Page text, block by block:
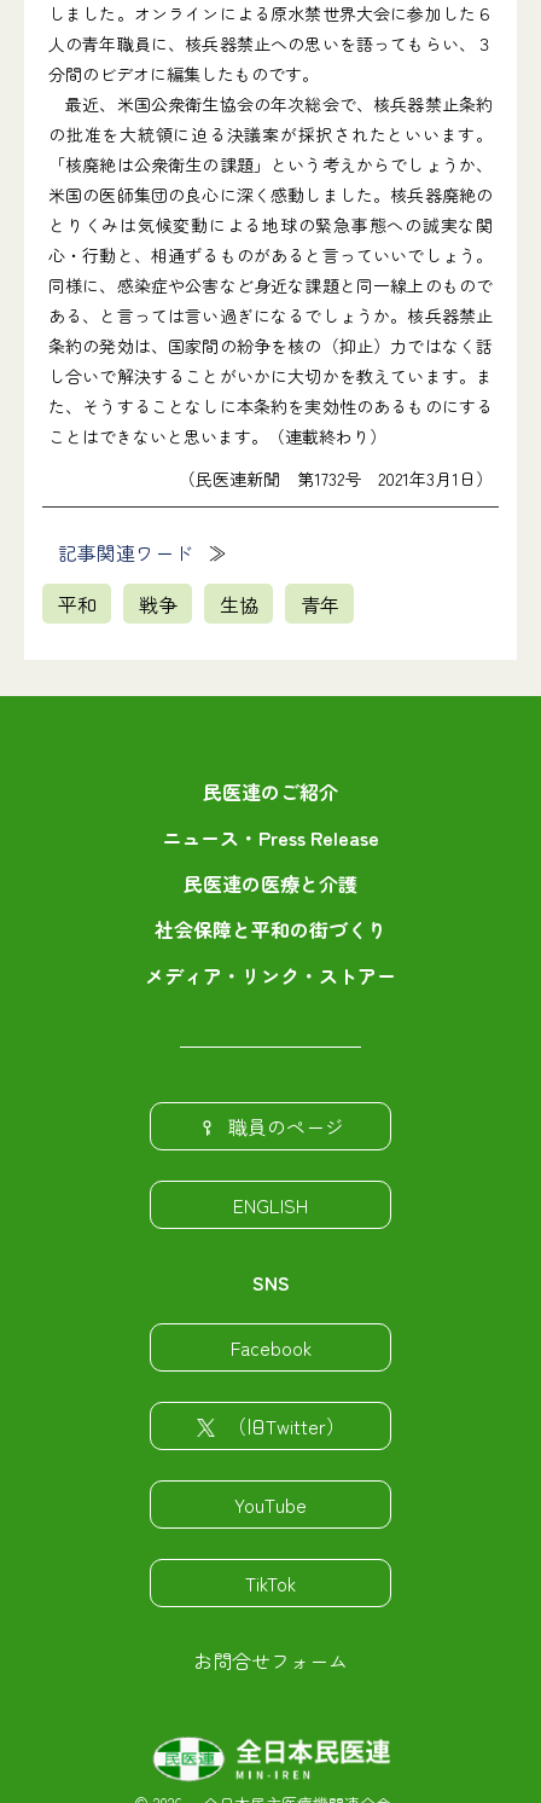
しました。オンラインによる原水禁世界大会に参加した６
人の青年職員に、核兵器禁止への思いを語ってもらい、３
分間のビデオに編集したものです。
最近、米国公衆衛生協会の年次総会で、核兵器禁止条約
の批准を大統領に迫る決議案が採択されたといいます。
「核廃絶は公衆衛生の課題」という考えからでしょうか、
米国の医師集団の良心に深く感動しました。核兵器廃絶の
とりくみは気候変動による地球の緊急事態への誠実な関
心・行動と、相通ずるものがあると言っていいでしょう。
同様に、感染症や公害など身近な課題と同一線上のもので
ある、と言っては言い過ぎになるでしょうか。核兵器禁止
条約の発効は、国家間の紛争を核の（抑止）力ではなく話
し合いで解決することがいかに大切かを教えています。ま
た、そうすることなしに本条約を実効性のあるものにする
ことはできないと思います。（連載終わり）
（民医連新聞 第1732号 2021年3月1日）
記事関連ワード
平和
戦争 生協 青年
民医連のご紹介
ニュース・Press Release
民医連の医療と介護
社会保障と平和の街づくり
メディア・リンク・ストアー
職員のページ
ENGLISH
SNS
Facebook
（旧Twitter）
YouTube
TikTok
お問合せフォーム